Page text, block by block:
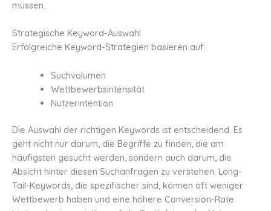
müssen.
Strategische Keyword-Auswahl
Erfolgreiche Keyword-Strategien basieren auf:
Suchvolumen
Wettbewerbsintensität
Nutzerintention
Die Auswahl der richtigen Keywords ist entscheidend. Es
geht nicht nur darum, die Begriffe zu finden, die am
häufigsten gesucht werden, sondern auch darum, die
Absicht hinter diesen Suchanfragen zu verstehen. Long-
Tail-Keywords, die spezifischer sind, können oft weniger
Wettbewerb haben und eine höhere Conversion-Rate